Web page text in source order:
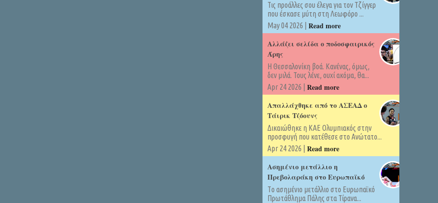
Τις προάλλες σου έλεγα για τον Τζίγγερ
που έσκασε μύτη στη Λεωφόρο ...
May 04 2026 | Read more
Αλλάζει σελίδα ο ποδοσφαιρικός
Άρης
Η Θεσσαλονίκη βοά. Κανένας, όμως,
δεν μιλά. Τους λένε, ουχί ακόμα, θα...
Apr 24 2026 | Read more
Απαλλάχθηκε από το ΑΣΕΑΔ ο
Τάιρικ Τζόουνς
Δικαιώθηκε η ΚΑΕ Ολυμπιακός στην
προσφυγή που κατέθεσε στο Ανώτατο...
Apr 24 2026 | Read more
Ασημένιο μετάλλιο η
Πρεβολαράκη στο Ευρωπαϊκό
Tο ασημένιο μετάλλιο στο Ευρωπαϊκό
Πρωτάθλημα Πάλης στα Τίρανα...